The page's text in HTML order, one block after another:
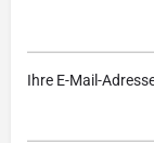
Ihre E-Mail-